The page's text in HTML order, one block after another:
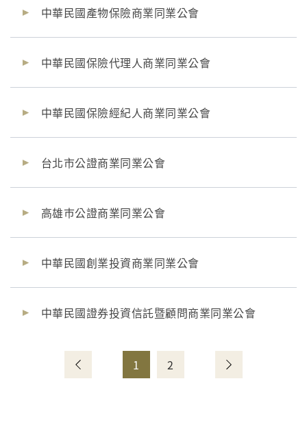
中華民國產物保險商業同業公會
中華民國保險代理人商業同業公會
中華民國保險經紀人商業同業公會
台北市公證商業同業公會
高雄巿公證商業同業公會
中華民國創業投資商業同業公會
中華民國證券投資信託暨顧問商業同業公會
1 2